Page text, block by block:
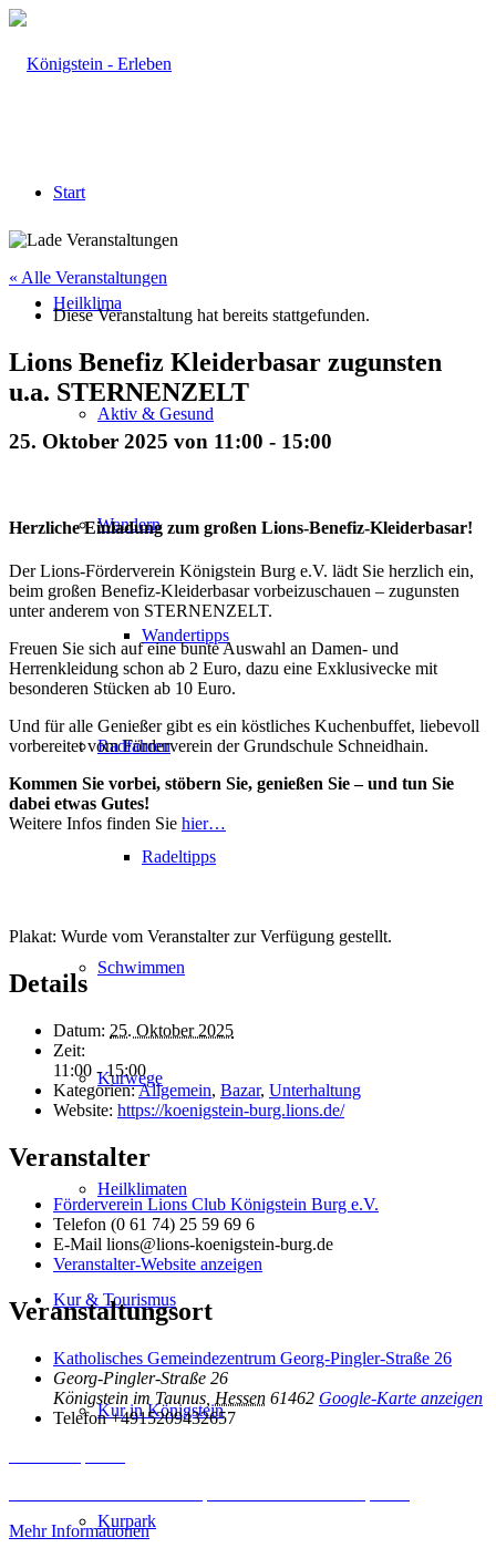
Start
Heilklima
Aktiv & Gesund
Wandern
Wandertipps
Radfahren
Radeltipps
Schwimmen
Kurwege
Heilklimaten
Kur & Tourismus
Kur in Königstein
Kurpark
« Alle Veranstaltungen
Diese Veranstaltung hat bereits stattgefunden.
Lions Benefiz Kleiderbasar zugunsten
u.a. STERNENZELT
25. Oktober 2025 von 11:00 - 15:00
Herzliche Einladung zum großen Lions-Benefiz-Kleiderbasar!
Der Lions-Förderverein Königstein Burg e.V. lädt Sie herzlich ein,
beim großen Benefiz-Kleiderbasar vorbeizuschauen – zugunsten
unter anderem von STERNENZELT.
Freuen Sie sich auf eine bunte Auswahl an Damen- und
Herrenkleidung schon ab 2 Euro, dazu eine Exklusivecke mit
besonderen Stücken ab 10 Euro.
Und für alle Genießer gibt es ein köstliches Kuchenbuffet, liebevoll
vorbereitet vom Förderverein der Grundschule Schneidhain.
Kommen Sie vorbei, stöbern Sie, genießen Sie – und tun Sie
dabei etwas Gutes!
Weitere Infos finden Sie hier…
Plakat: Wurde vom Veranstalter zur Verfügung gestellt.
Details
Datum: 25. Oktober 2025
Zeit:
11:00 - 15:00
Kategorien:Allgemein, Bazar, Unterhaltung
Website: https://koenigstein-burg.lions.de/
Veranstalter
Förderverein Lions Club Königstein Burg e.V.
Telefon (0 61 74) 25 59 69 6
E-Mail lions@lions-koenigstein-burg.de
Veranstalter-Website anzeigen
Veranstaltungsort
Katholisches Gemeindezentrum Georg-Pingler-Straße 26
Georg-Pingler-Straße 26
Königstein im Taunus Hessen 61462 Google-Karte anzeigen
Telefon +4915209432657
Mehr Informationen